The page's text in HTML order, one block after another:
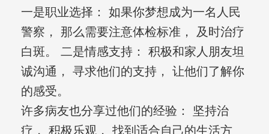
一是职业选择： 如果你梦想成为一名人民
警察， 那么需要注意体检标准， 及时治疗
白斑。 二是情感支持： 积极和家人朋友坦
诚沟通， 寻求他们的支持， 让他们了解你
的感受。
许多病友也分享过他们的经验： 坚持治
疗， 积极乐观， 找到适合自己的生活方